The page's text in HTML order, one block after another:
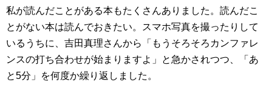
私が読んだことがある本もたくさんありました。読んだこ
とがない本は読んでおきたい。スマホ写真を撮ったりして
いるうちに、吉田真理さんから「もうそろそろカンファレ
ンスの打ち合わせが始まりますよ」と急かされつつ、「あ
と5分」を何度か繰り返しました。